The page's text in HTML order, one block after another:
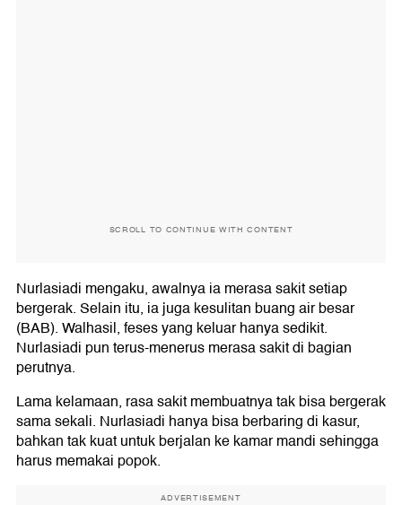
SCROLL TO CONTINUE WITH CONTENT
Nurlasiadi mengaku, awalnya ia merasa sakit setiap
bergerak. Selain itu, ia juga kesulitan buang air besar
(BAB). Walhasil, feses yang keluar hanya sedikit.
Nurlasiadi pun terus-menerus merasa sakit di bagian
perutnya.
Lama kelamaan, rasa sakit membuatnya tak bisa bergerak
sama sekali. Nurlasiadi hanya bisa berbaring di kasur,
bahkan tak kuat untuk berjalan ke kamar mandi sehingga
harus memakai popok.
ADVERTISEMENT